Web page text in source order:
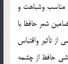
مناسب وشباهت و
شعر حافظ با
تأثير واقتباس
حافظ از چشمه